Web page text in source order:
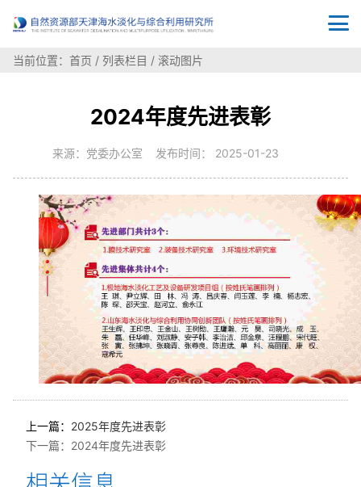
当前位置： 首页 / 列表栏目 / 滚动图片
2024年度先进表彰
来源：党委办公室 发布时间： 2025-01-23
上一篇： 2025年度先进表彰
下一篇： 2024年度先进表彰